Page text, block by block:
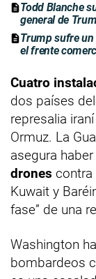
Todd Blanche
general de
Trump sufre
el frente
Cuatro
dos países
represalia
Ormuz. La
asegura
drones contra
Kuwait y
fase” de una
Washington
bombardeos